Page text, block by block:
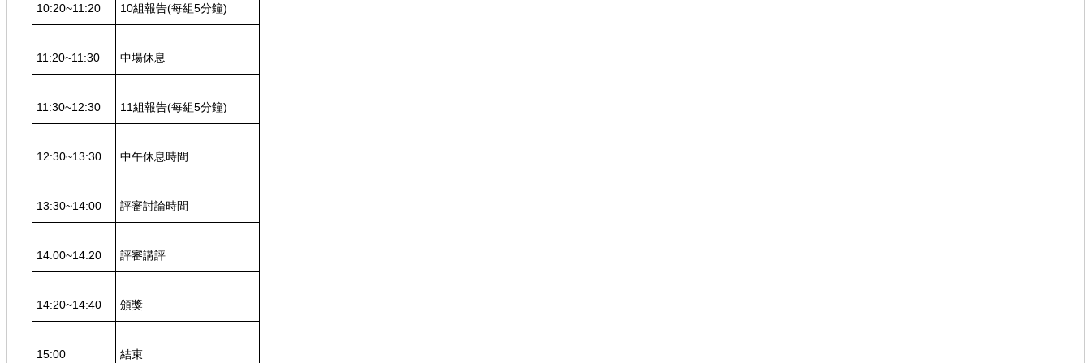
10:20~11:20 10組報告(每組5分鐘)
11:20~11:30 中場休息
11:30~12:30 11組報告(每組5分鐘)
12:30~13:30 中午休息時間
13:30~14:00 評審討論時間
14:00~14:20 評審講評
14:20~14:40 頒獎
15:00 結束